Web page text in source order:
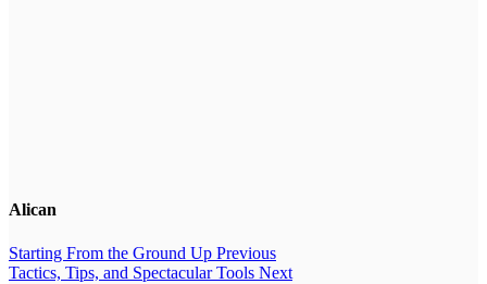
Alican
Starting From the Ground Up Previous
Tactics, Tips, and Spectacular Tools Next